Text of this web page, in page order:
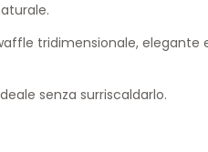
tridimensionale, elegante
senza surriscaldarlo.